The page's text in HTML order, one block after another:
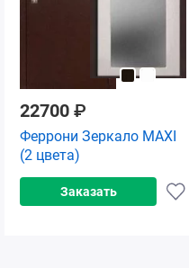
22700 ₽
Феррони Зеркало MAXI
(2 цвета)
Заказать